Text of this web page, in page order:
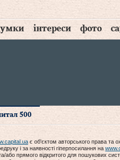
інтереси фото
500
є об'єктом авторського права та
і за наявності гіперпосилання на
або прямого відкритого для пошукових